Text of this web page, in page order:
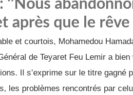
‘’Nous
après que le rêve
et courtois, Mohamedou
de Teyaret Feu Lemir a
Il s’exprime sur le titre gagné
les problèmes rencontrés par